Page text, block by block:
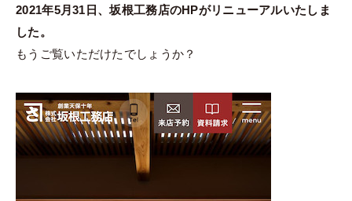
2021年5月31日、坂根工務店のHPがリニューアルいたしま
した。
もうご覧いただけたでしょうか？